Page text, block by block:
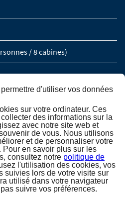
/ 8 cabines)
d'utiliser vos données
sur votre ordinateur. Ces
des informations sur la
avec notre site web et
de vous. Nous utilisons
et de personnaliser votre
en savoir plus sur les
consultez notre politique de
l'utilisation des cookies, vos
suivies lors de votre visite sur
utilisé dans votre navigateur
suivre vos préférences.